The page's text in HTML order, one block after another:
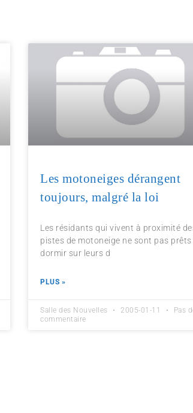
Les motoneiges dérangent
toujours, malgré la loi
Les résidants qui vivent à proximité
pistes de motoneige ne sont pas prêts
dormir sur leurs d
PLUS »
Salle des Nouvelles 2005-01-11
Pas
commentaire